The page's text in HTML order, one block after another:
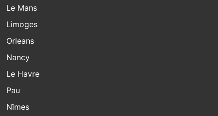
Le Mans
Limoges
Orleans
Nancy
Le Havre
Pau
Nîmes